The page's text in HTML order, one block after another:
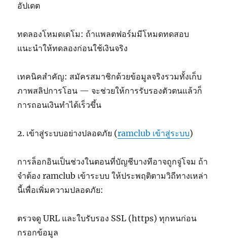
อัปเดต
ทดลองโหมดเดโม: ถ้าแพลตฟอร์มมีโหมดทดสอบ
แนะนำให้ทดลองก่อนใช้เงินจริง
เทคนิคสำคัญ: สมัครสมาชิกด้วยข้อมูลจริงรวมทั้งเก็บ
ภาพสลิปการโอน — จะช่วยให้การรับรองตัวตนแล้วก็
การถอนเงินทำได้เร็วขึ้น
2. เข้าสู่ระบบอย่างปลอดภัย (ramclub เข้าสู่ระบบ)
การล็อกอินเป็นช่วงในตอนที่บัญชีบางทีอาจถูกจู่โจม ถ้า
จำต้อง ramclub เข้าระบบ ให้ประพฤติตามวิถีทางเหล่า
นี้เพื่อเพิ่มความปลอดภัย:
ตรวจดู URL และใบรับรอง SSL (https) ทุกหนก่อน
กรอกข้อมูล